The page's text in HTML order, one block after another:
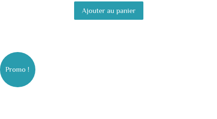
Ajouter au panier
Promo !